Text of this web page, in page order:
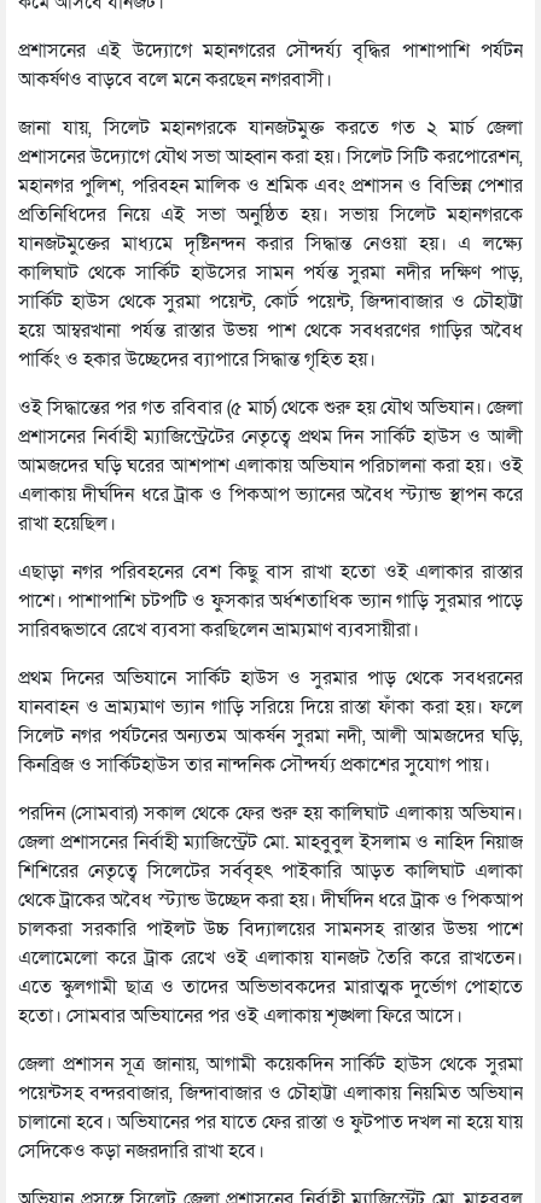
প্রশাসনের এই উদ্যোগে মহানগরের সৌন্দর্য্য বৃদ্ধির পাশাপাশি পর্যটন
আকর্ষণও বাড়বে বলে মনে করছেন নগরবাসী।
জানা যায়, সিলেট মহানগরকে যানজটমুক্ত করতে গত ২ মার্চ জেলা
প্রশাসনের উদ্যোগে যৌথ সভা আহ্বান করা হয়। সিলেট সিটি করপোরেশন,
মহানগর পুলিশ, পরিবহন মালিক ও শ্রমিক এবং প্রশাসন ও বিভিন্ন পেশার
প্রতিনিধিদের নিয়ে এই সভা অনুষ্ঠিত হয়। সভায় সিলেট মহানগরকে
যানজটমুক্তের মাধ্যমে দৃষ্টিনন্দন করার সিদ্ধান্ত নেওয়া হয়। এ লক্ষ্যে
কালিঘাট থেকে সার্কিট হাউসের সামন পর্যন্ত সুরমা নদীর দক্ষিণ পাড়,
সার্কিট হাউস থেকে সুরমা পয়েন্ট, কোর্ট পয়েন্ট, জিন্দাবাজার ও চৌহাট্টা
হয়ে আম্বরখানা পর্যন্ত রাস্তার উভয় পাশ থেকে সবধরণের গাড়ির অবৈধ
পার্কিং ও হকার উচ্ছেদের ব্যাপারে সিদ্ধান্ত গৃহিত হয়।
ওই সিদ্ধান্তের পর গত রবিবার (৫ মার্চ) থেকে শুরু হয় যৌথ অভিযান। জেলা
প্রশাসনের নির্বাহী ম্যাজিস্ট্রেটের নেতৃত্বে প্রথম দিন সার্কিট হাউস ও আলী
আমজদের ঘড়ি ঘরের আশপাশ এলাকায় অভিযান পরিচালনা করা হয়। ওই
এলাকায় দীর্ঘদিন ধরে ট্রাক ও পিকআপ ভ্যানের অবৈধ স্ট্যান্ড স্থাপন করে
রাখা হয়েছিল।
এছাড়া নগর পরিবহনের বেশ কিছু বাস রাখা হতো ওই এলাকার রাস্তার
পাশে। পাশাপাশি চটপটি ও ফুসকার অর্ধশতাধিক ভ্যান গাড়ি সুরমার পাড়ে
সারিবদ্ধভাবে রেখে ব্যবসা করছিলেন ভ্রাম্যমাণ ব্যবসায়ীরা।
প্রথম দিনের অভিযানে সার্কিট হাউস ও সুরমার পাড় থেকে সবধরনের
যানবাহন ও ভ্রাম্যমাণ ভ্যান গাড়ি সরিয়ে দিয়ে রাস্তা ফাঁকা করা হয়। ফলে
সিলেট নগর পর্যটনের অন্যতম আকর্ষন সুরমা নদী, আলী আমজদের ঘড়ি,
কিনব্রিজ ও সার্কিটহাউস তার নান্দনিক সৌন্দর্য্য প্রকাশের সুযোগ পায়।
পরদিন (সোমবার) সকাল থেকে ফের শুরু হয় কালিঘাট এলাকায় অভিযান।
জেলা প্রশাসনের নির্বাহী ম্যাজিস্ট্রেট মো. মাহবুবুল ইসলাম ও নাহিদ নিয়াজ
শিশিরের নেতৃত্বে সিলেটের সর্ববৃহৎ পাইকারি আড়ত কালিঘাট এলাকা
থেকে ট্রাকের অবৈধ স্ট্যান্ড উচ্ছেদ করা হয়। দীর্ঘদিন ধরে ট্রাক ও পিকআপ
চালকরা সরকারি পাইলট উচ্চ বিদ্যালয়ের সামনসহ রাস্তার উভয় পাশে
এলোমেলো করে ট্রাক রেখে ওই এলাকায় যানজট তৈরি করে রাখতেন।
এতে স্কুলগামী ছাত্র ও তাদের অভিভাবকদের মারাত্মক দুর্ভোগ পোহাতে
হতো। সোমবার অভিযানের পর ওই এলাকায় শৃঙ্খলা ফিরে আসে।
জেলা প্রশাসন সূত্র জানায়, আগামী কয়েকদিন সার্কিট হাউস থেকে সুরমা
পয়েন্টসহ বন্দরবাজার, জিন্দাবাজার ও চৌহাট্টা এলাকায় নিয়মিত অভিযান
চালানো হবে। অভিযানের পর যাতে ফের রাস্তা ও ফুটপাত দখল না হয়ে যায়
সেদিকেও কড়া নজরদারি রাখা হবে।